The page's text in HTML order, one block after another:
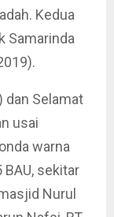
Kedua
Samarinda
dan Selamat
usai
warna
sekitar
Nurul